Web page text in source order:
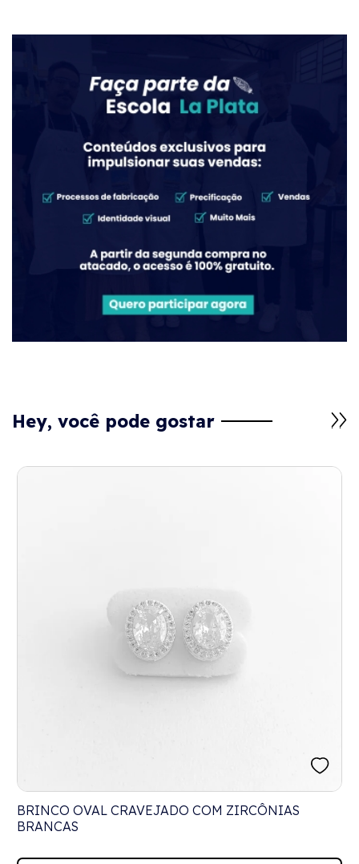
Hey, você pode gostar
BRINCO OVAL CRAVEJADO COM ZIRCÔNIAS
BRANCAS